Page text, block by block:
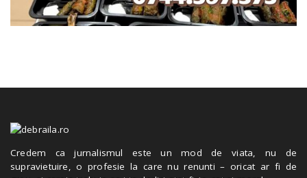
Credem ca jurnalismul este un mod de viata, nu de
supravietuire, o profesie la care nu renunti – oricat ar fi de